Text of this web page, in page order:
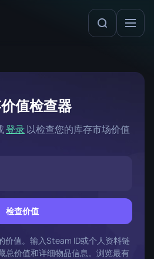
值检查器
登录以检查您的库存市场价值
检查价值
价值。输入Steam ID或个人资料链
总价值和详细物品信息。浏览最有